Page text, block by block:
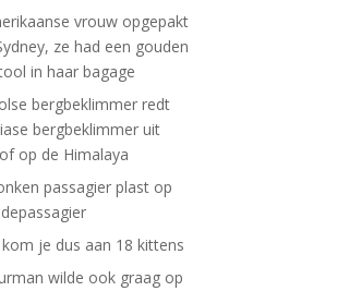
vrouw opgepakt
ze had een gouden
in haar bagage
bergbeklimmer redt
bergbeklimmer uit
op de Himalaya
passagier plast op
je dus aan 18 kittens
wilde ook graag op